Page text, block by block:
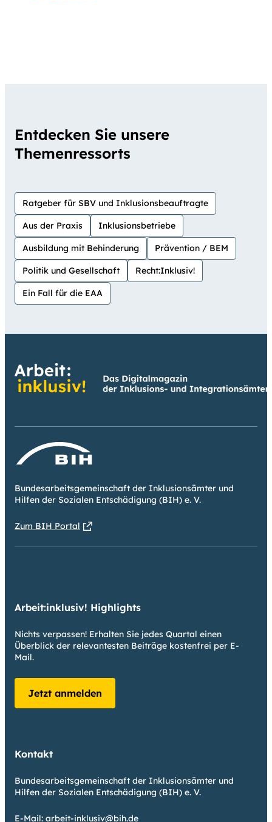
Entdecken Sie unsere
Themenressorts
Ratgeber für SBV und Inklusionsbeauftragte
Aus der Praxis Inklusionsbetriebe
Ausbildung mit Behinderung Prävention / BEM
Politik und Gesellschaft Recht:Inklusiv!
Ein Fall für die EAA
Bundesarbeitsgemeinschaft der Inklusionsämter und
Hilfen der Sozialen Entschädigung (BIH) e. V.
Zum BIH Portal
Arbeit:inklusiv! Highlights
Nichts verpassen! Erhalten Sie jedes Quartal einen
Überblick der relevantesten Beiträge kostenfrei per E-
Mail.
Jetzt anmelden
Kontakt
Bundesarbeitsgemeinschaft der Inklusionsämter und
Hilfen der Sozialen Entschädigung (BIH) e. V.
E-Mail: arbeit-inklusiv@bih.de